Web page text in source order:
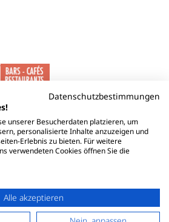
Datenschutzbestimmungen
unserer Besucherdaten platzieren, um
personalisierte Inhalte anzuzeigen und
Erlebnis zu bieten. Für weitere
verwendeten Cookies öffnen Sie die
Alle akzeptieren